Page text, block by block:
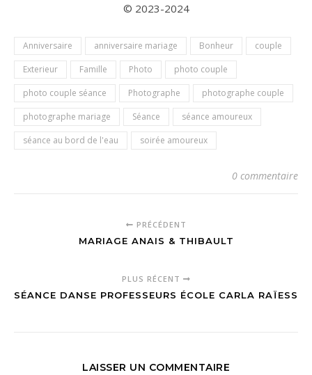
© 2023-2024
Anniversaire anniversaire mariage Bonheur
couple
Exterieur
Famille Photo
photo couple
photo couple séance
Photographe
photographe couple
photographe mariage
Séance
séance amoureux
séance au bord de l'eau
soirée amoureux
0 commentaire
PRÉCÉDENT
MARIAGE ANAIS & THIBAULT
PLUS RÉCENT
SÉANCE DANSE PROFESSEURS ÉCOLE CARLA RAÏESS
LAISSER UN COMMENTAIRE